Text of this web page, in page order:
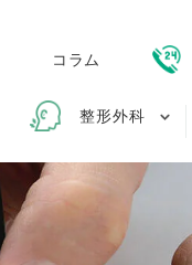
整形外科
コラム